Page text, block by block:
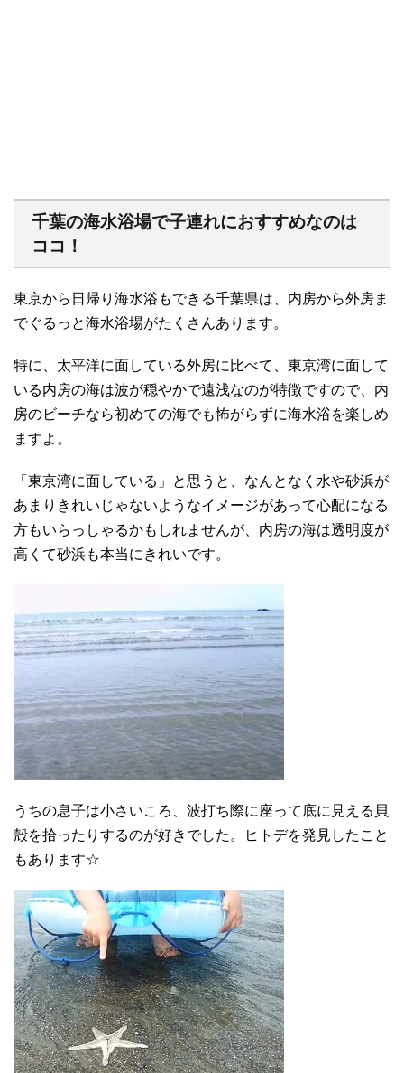
千葉の海水浴場で子連れにおすすめなのは
ココ！
東京から日帰り海水浴もできる千葉県は、内房から外房ま
でぐるっと海水浴場がたくさんあります。
特に、太平洋に面している外房に比べて、東京湾に面して
いる内房の海は波が穏やかで遠浅なのが特徴ですので、内
房のビーチなら初めての海でも怖がらずに海水浴を楽しめ
ますよ。
「東京湾に面している」と思うと、なんとなく水や砂浜が
あまりきれいじゃないようなイメージがあって心配になる
方もいらっしゃるかもしれませんが、内房の海は透明度が
高くて砂浜も本当にきれいです。
うちの息子は小さいころ、波打ち際に座って底に見える貝
殻を拾ったりするのが好きでした。ヒトデを発見したこと
もあります☆